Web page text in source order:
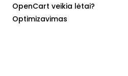
OpenCart veikia lėtai?
Optimizavimas